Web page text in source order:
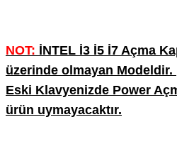
NOT: İNTEL İ3 İ5 İ7 Açma
üzerinde olmayan Modeldir.
Eski Klavyenizde Power
ürün uymayacaktır.